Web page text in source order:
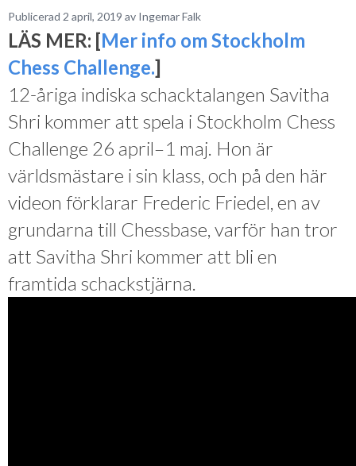
Publicerad 2 april, 2019 av Ingemar Falk
LÄS MER: [Mer info om Stockholm
Chess Challenge.]
12-åriga indiska schacktalangen Savitha
Shri kommer att spela i Stockholm Chess
Challenge 26 april–1 maj. Hon är
världsmästare i sin klass, och på den här
videon förklarar Frederic Friedel, en av
grundarna till Chessbase, varför han tror
att Savitha Shri kommer att bli en
framtida schackstjärna.